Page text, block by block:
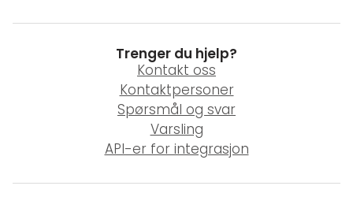
Trenger du hjelp?
Kontakt oss
Kontaktpersoner
Spørsmål og svar
Varsling
API-er for integrasjon